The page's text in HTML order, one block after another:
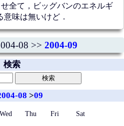
全て，ビッグバンのエネルギ
味は無いけど．
08 >> 2004-09
検索
08 >09
Wed Thu Fri Sat